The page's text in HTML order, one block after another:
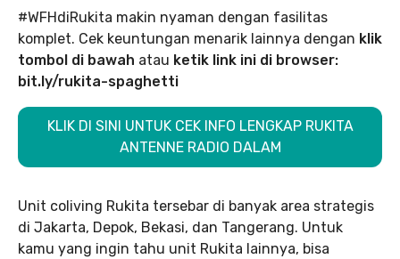
#WFHdiRukita makin nyaman dengan fasilitas
komplet. Cek keuntungan menarik lainnya dengan klik
tombol di bawah atau ketik link ini di browser:
bit.ly/rukita-spaghetti
KLIK DI SINI UNTUK CEK INFO LENGKAP RUKITA
ANTENNE RADIO DALAM
Unit coliving Rukita tersebar di banyak area strategis
di Jakarta, Depok, Bekasi, dan Tangerang. Untuk
kamu yang ingin tahu unit Rukita lainnya, bisa